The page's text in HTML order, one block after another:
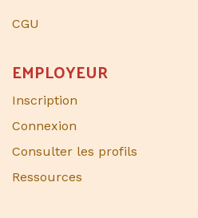
CGU
EMPLOYEUR
Inscription
Connexion
Consulter les profils
Ressources